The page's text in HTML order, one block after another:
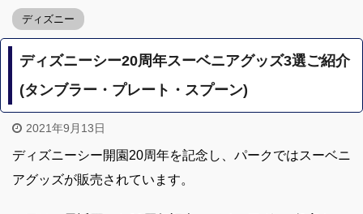
ディズニー
ディズニーシー20周年スーベニアグッズ3選ご紹介
(タンブラー・プレート・スプーン)
2021年9月13日
ディズニーシー開園20周年を記念し、パークではスーベニ
アグッズが販売されています。